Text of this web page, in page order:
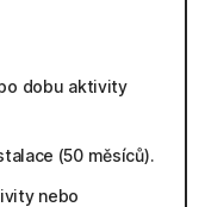
dobu aktivity
(50 měsíců).
nebo